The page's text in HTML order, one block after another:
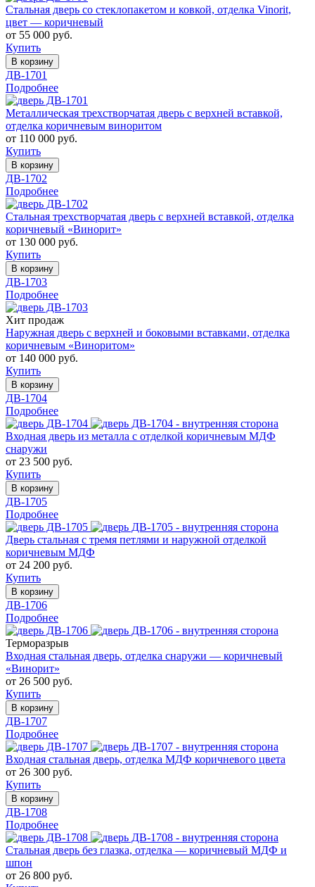
Стальная дверь со стеклопакетом и ковкой, отделка Vinorit,
цвет — коричневый
от 55 000 руб.
Купить
В корзину
ДВ-1701
Подробнее
Металлическая трехстворчатая дверь с верхней вставкой,
отделка коричневым виноритом
от 110 000 руб.
Купить
В корзину
ДВ-1702
Подробнее
Стальная трехстворчатая дверь с верхней вставкой, отделка
коричневый «Винорит»
от 130 000 руб.
Купить
В корзину
ДВ-1703
Подробнее
Хит продаж
Наружная дверь с верхней и боковыми вставками, отделка
коричневым «Виноритом»
от 140 000 руб.
Купить
В корзину
ДВ-1704
Подробнее
Входная дверь из металла с отделкой коричневым МДФ
снаружи
от 23 500 руб.
Купить
В корзину
ДВ-1705
Подробнее
Дверь стальная с тремя петлями и наружной отделкой
коричневым МДФ
от 24 200 руб.
Купить
В корзину
ДВ-1706
Подробнее
Терморазрыв
Входная стальная дверь, отделка снаружи — коричневый
«Винорит»
от 26 500 руб.
Купить
В корзину
ДВ-1707
Подробнее
Входная стальная дверь, отделка МДФ коричневого цвета
от 26 300 руб.
Купить
В корзину
ДВ-1708
Подробнее
Стальная дверь без глазка, отделка — коричневый МДФ и
шпон
от 26 800 руб.